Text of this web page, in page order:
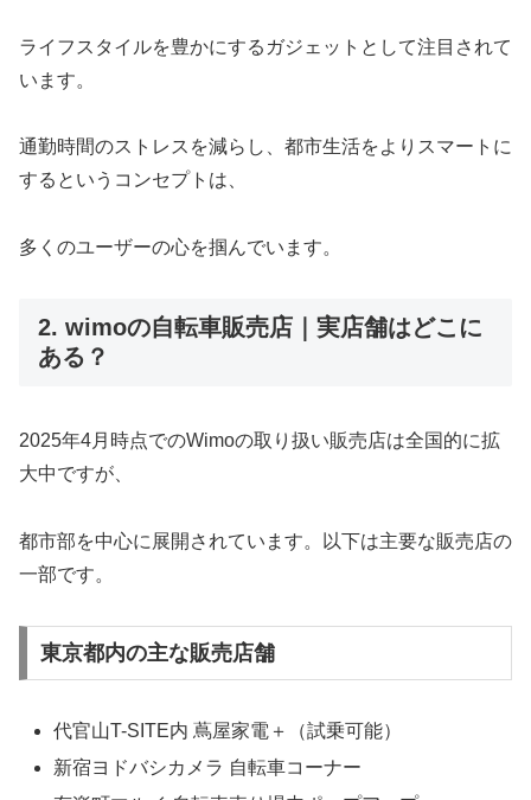
ライフスタイルを豊かにするガジェットとして注目されて
います。
通勤時間のストレスを減らし、都市生活をよりスマートに
するというコンセプトは、
多くのユーザーの心を掴んでいます。
2. wimoの自転車販売店｜実店舗はどこに
ある？
2025年4月時点でのWimoの取り扱い販売店は全国的に拡
大中ですが、
都市部を中心に展開されています。以下は主要な販売店の
一部です。
東京都内の主な販売店舗
代官山T-SITE内 蔦屋家電＋（試乗可能）
新宿ヨドバシカメラ 自転車コーナー